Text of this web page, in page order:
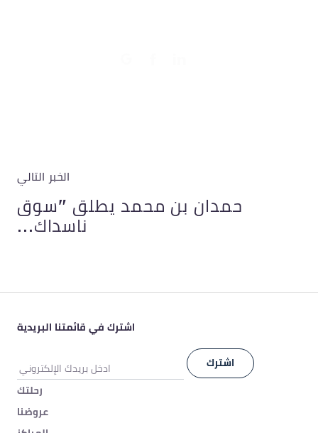
الخبر التالي
حمدان بن محمد يطلق "سوق
ناسداك...
رحلتك
عروضنا
اشترك في قائمتنا البريدية